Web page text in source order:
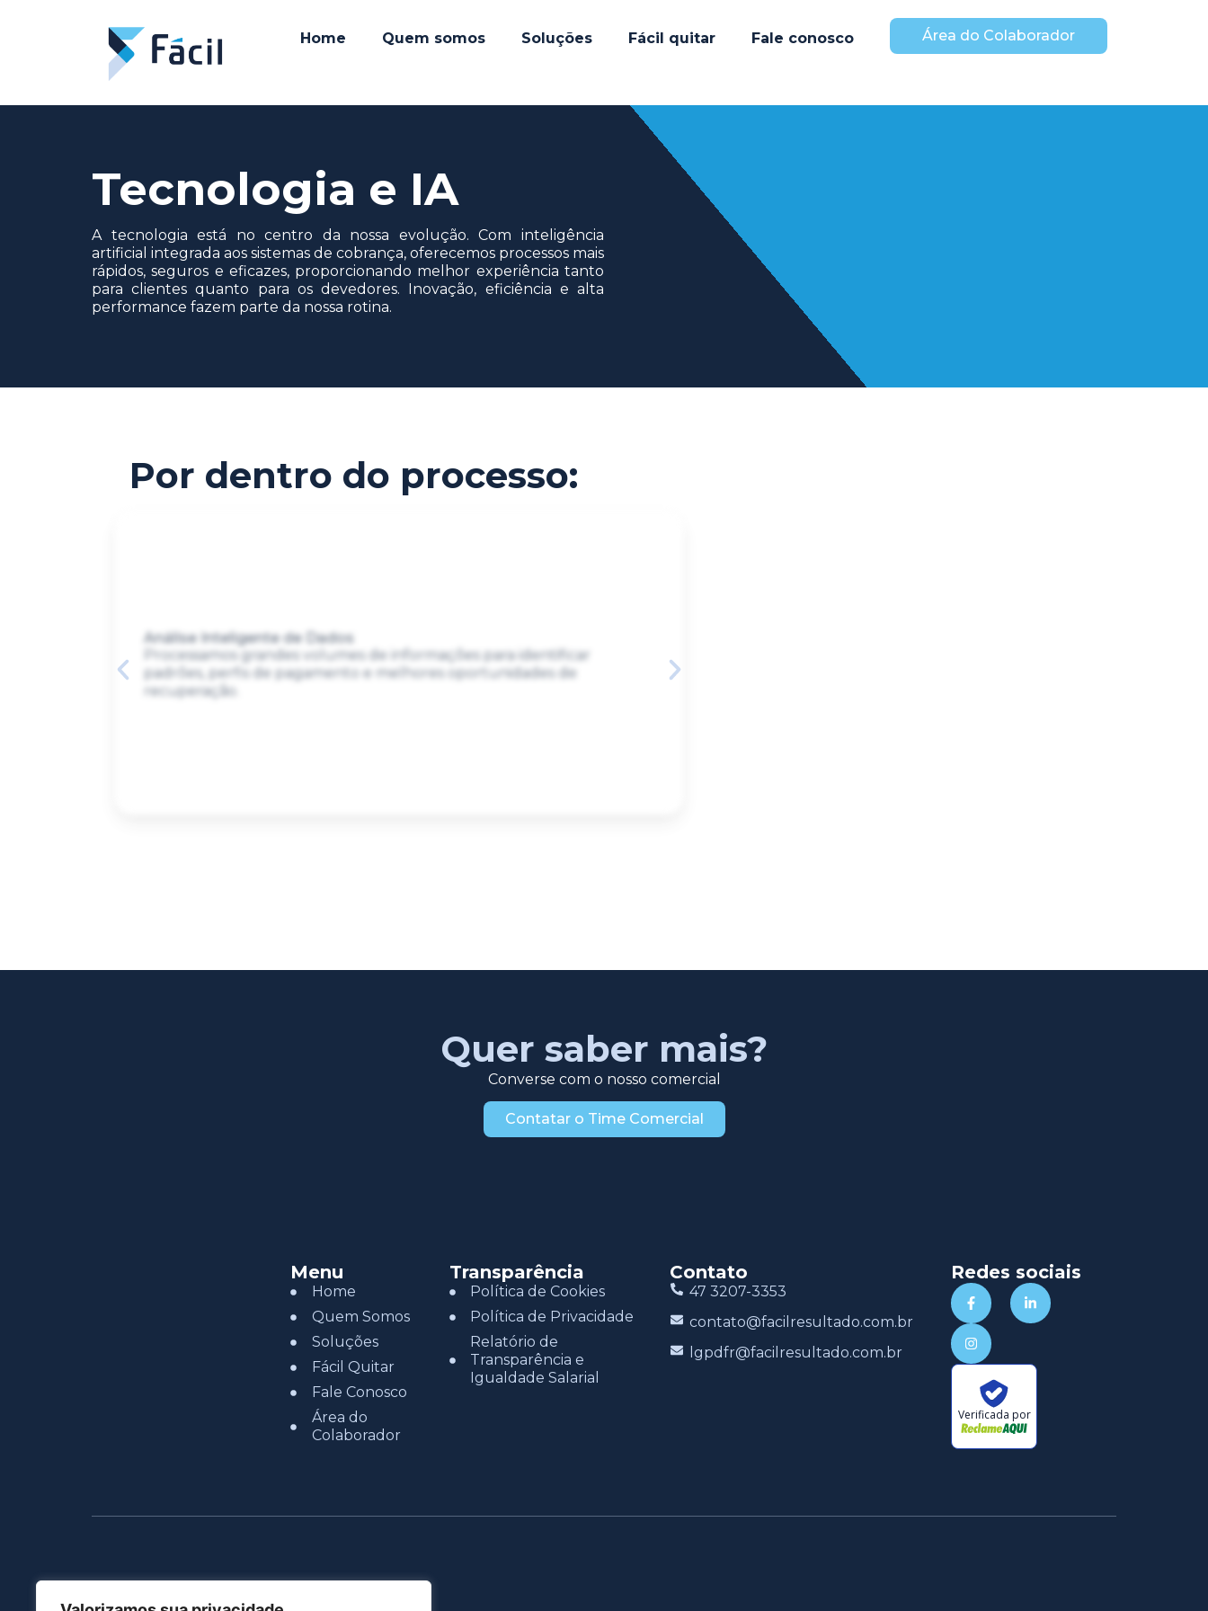
Home Quem somos Soluções Fácil quitar Fale conosco Área do Colaborador
Tecnologia e IA
A tecnologia está no centro da nossa evolução. Com inteligência
artificial integrada aos sistemas de cobrança, oferecemos processos mais
rápidos, seguros e eficazes, proporcionando melhor experiência tanto
para clientes quanto para os devedores. Inovação, eficiência e alta
performance fazem parte da nossa rotina.
Por dentro do processo:
Análise Inteligente de Dados
Processamos grandes volumes de informações para identificar
padrões, perfis de pagamento e melhores oportunidades de
recuperação.
Quer saber mais?
Converse com o nosso comercial
Contatar o Time Comercial
Menu
Home
Quem Somos
Soluções
Fácil Quitar
Fale Conosco
Área do
Colaborador
Transparência
Política de Cookies
Política de Privacidade
Relatório de
Transparência e
Igualdade Salarial
Contato
47 3207-3353
contato@facilresultado.com.br
lgpdfr@facilresultado.com.br
Redes sociais
Verificada por